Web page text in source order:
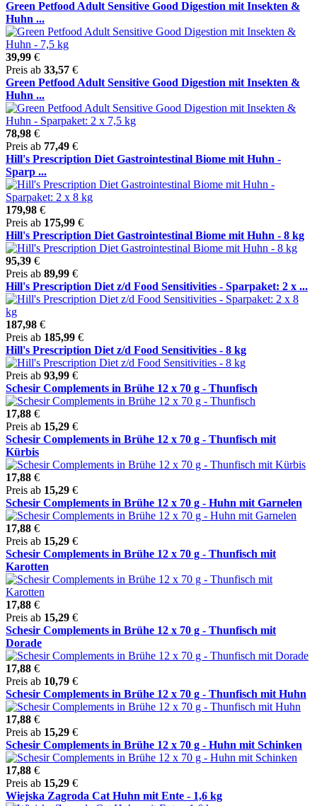
Green Petfood Adult Sensitive Good Digestion mit Insekten &
Huhn ...
39,99 €
Preis ab 33,57 €
Green Petfood Adult Sensitive Good Digestion mit Insekten &
Huhn ...
78,98 €
Preis ab 77,49 €
Hill's Prescription Diet Gastrointestinal Biome mit Huhn -
Sparp ...
179,98 €
Preis ab 175,99 €
Hill's Prescription Diet Gastrointestinal Biome mit Huhn - 8 kg
95,39 €
Preis ab 89,99 €
Hill's Prescription Diet z/d Food Sensitivities - Sparpaket: 2 x ...
187,98 €
Preis ab 185,99 €
Hill's Prescription Diet z/d Food Sensitivities - 8 kg
Preis ab 93,99 €
Schesir Complements in Brühe 12 x 70 g - Thunfisch
17,88 €
Preis ab 15,29 €
Schesir Complements in Brühe 12 x 70 g - Thunfisch mit
Kürbis
17,88 €
Preis ab 15,29 €
Schesir Complements in Brühe 12 x 70 g - Huhn mit Garnelen
17,88 €
Preis ab 15,29 €
Schesir Complements in Brühe 12 x 70 g - Thunfisch mit
Karotten
17,88 €
Preis ab 15,29 €
Schesir Complements in Brühe 12 x 70 g - Thunfisch mit
Dorade
17,88 €
Preis ab 10,79 €
Schesir Complements in Brühe 12 x 70 g - Thunfisch mit Huhn
17,88 €
Preis ab 15,29 €
Schesir Complements in Brühe 12 x 70 g - Huhn mit Schinken
17,88 €
Preis ab 15,29 €
Wiejska Zagroda Cat Huhn mit Ente - 1,6 kg